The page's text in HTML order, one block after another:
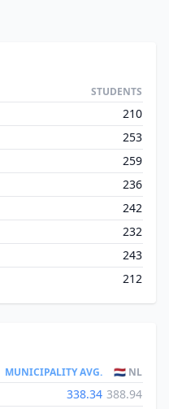
STUDENTS
210
253
259
236
242
232
243
212
MUNICIPALITY AVG. 🇳🇱 NL
338.34 388.94